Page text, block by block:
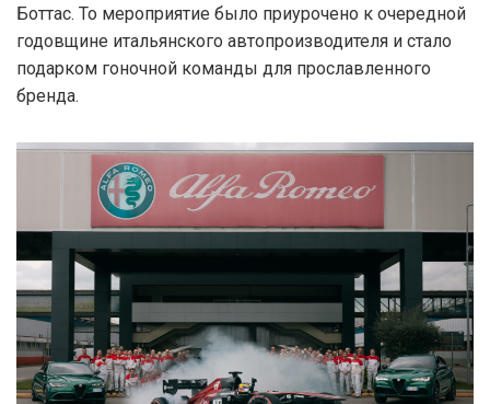
Боттас. То мероприятие было приурочено к очередной
годовщине итальянского автопроизводителя и стало
подарком гоночной команды для прославленного
бренда.